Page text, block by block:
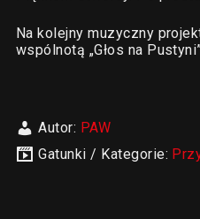
Na kolejny muzyczny
wspólnotą „Głos na
Autor: PAW
Gatunki / Kategorie: